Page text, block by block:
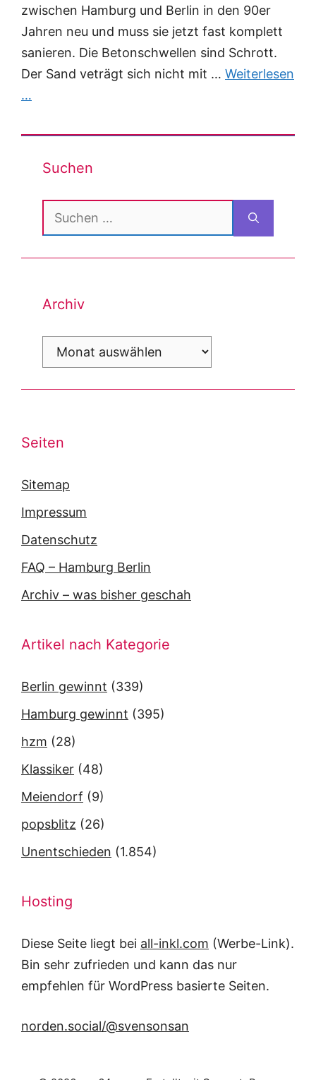
zwischen Hamburg und Berlin in den 90er
Jahren neu und muss sie jetzt fast komplett
sanieren. Die Betonschwellen sind Schrott.
Der Sand veträgt sich nicht mit … Weiterlesen
…
Suchen
Suchen
nach:
Archiv
Archiv
Seiten
Sitemap
Impressum
Datenschutz
FAQ – Hamburg Berlin
Archiv – was bisher geschah
Artikel nach Kategorie
Berlin gewinnt (339)
Hamburg gewinnt (395)
hzm (28)
Klassiker (48)
Meiendorf (9)
popsblitz (26)
Unentschieden (1.854)
Hosting
Diese Seite liegt bei all-inkl.com (Werbe-Link).
Bin sehr zufrieden und kann das nur
empfehlen für WordPress basierte Seiten.
norden.social/@svensonsan